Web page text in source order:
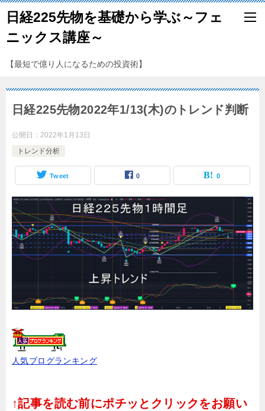
日経225先物を基礎から学ぶ～フェ
ニックス講座～
【最短で億り人になるための投資術】
日経225先物2022年1/13(木)のトレンド判断
公開日： 2022年1月13日
トレンド分析
Tweet 0 0
人気ブログランキング
↑記事を読む前にポチッとクリックをお願い